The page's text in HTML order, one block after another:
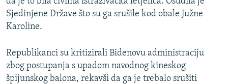
Sjedinjene Države što su ga srušile kod obale Južne
Karoline.
Republikanci su kritizirali Bidenovu administraciju
zbog postupanja s upadom navodnog kineskog
špijunskog balona, rekavši da ga je trebalo srušiti